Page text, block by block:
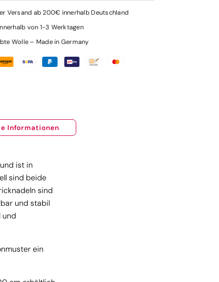
Versand ab 200€ innerhalb Deutschland
von 1-3 Werktagen
Wolle – Made in Germany
Informationen
ist in
sind beide
sind
und stabil
und
ein